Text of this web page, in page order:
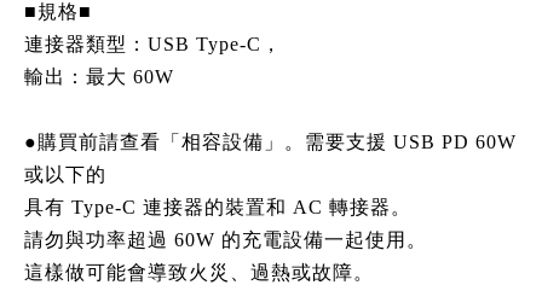
■規格■
連接器類型：USB Type-C，
輸出：最大 60W
●購買前請查看「相容設備」。需要支援 USB PD 60W
或以下的
具有 Type-C 連接器的裝置和 AC 轉接器。
請勿與功率超過 60W 的充電設備一起使用。
這樣做可能會導致火災、過熱或故障。